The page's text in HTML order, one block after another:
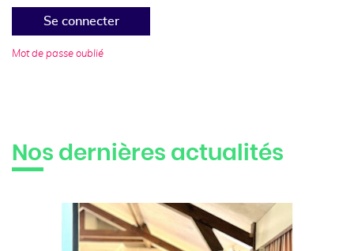
Se connecter
Mot de passe oublié
Nos dernières actualités